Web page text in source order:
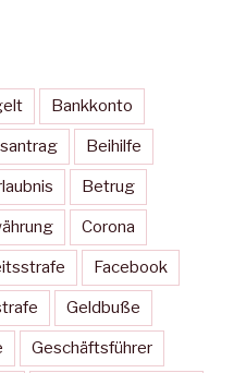
Bankkonto
Beihilfe
Betrug
Corona
Facebook
Geldbuße
Geschäftsführer